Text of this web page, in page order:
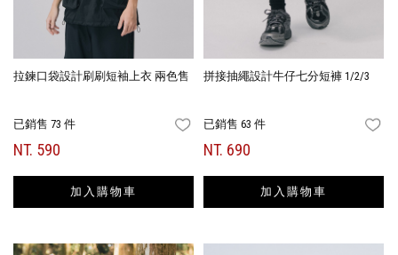
拉鍊口袋設計刷刷短袖上衣 兩色售
已銷售 73 件 FAVORITES
NT. 590
加入購物車
拼接抽繩設計牛仔七分短褲 1/2/3
已銷售 63 件
NT. 690
加入購物車